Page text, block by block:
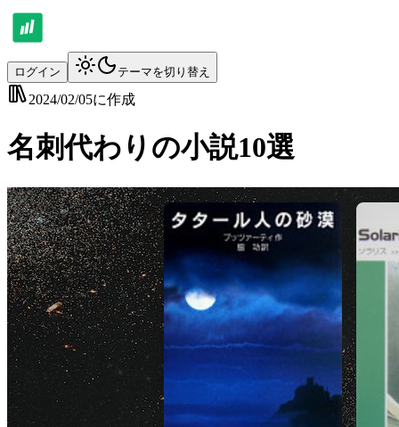
ログイン テーマを切り替え
2024/02/05に作成
名刺代わりの小説10選